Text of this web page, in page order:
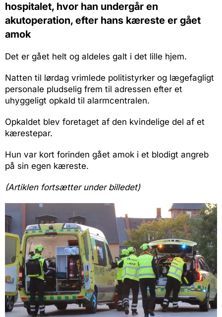
hospitalet, hvor han undergår en
akutoperation, efter hans kæreste er gået
amok
Det er gået helt og aldeles galt i det lille hjem.
Natten til lørdag vrimlede politistyrker og lægefagligt
personale pludselig frem til adressen efter et
uhyggeligt opkald til alarmcentralen.
Opkaldet blev foretaget af den kvindelige del af et
kærestepar.
Hun var kort forinden gået amok i et blodigt angreb
på sin egen kæreste.
(Artiklen fortsætter under billedet)